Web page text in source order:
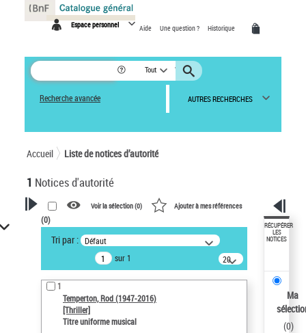
Espace personnel Aide Une question ? Historique
Tout
Recherche avancée AUTRES RECHERCHES
Accueil Liste de notices d’autorité
1 Notices d'autorité
VOTRE RECHERCHE
Recherche avancée dans les
notices d’autorité
Œuvres liées à l'auteur :
Temperton, Rod (1947-2016)
Type de notice d'autorité
Voir la sélection (0) Ajouter à mes références
(0)
Tri par : Défaut
sur 1
20
résultats/page
1
Temperton, Rod (1947-2016)
[Thriller]
Titre uniforme musical
RÉCUPÉRER
LES
NOTICES
Ma
(0)
Panneau de gestion des cookies